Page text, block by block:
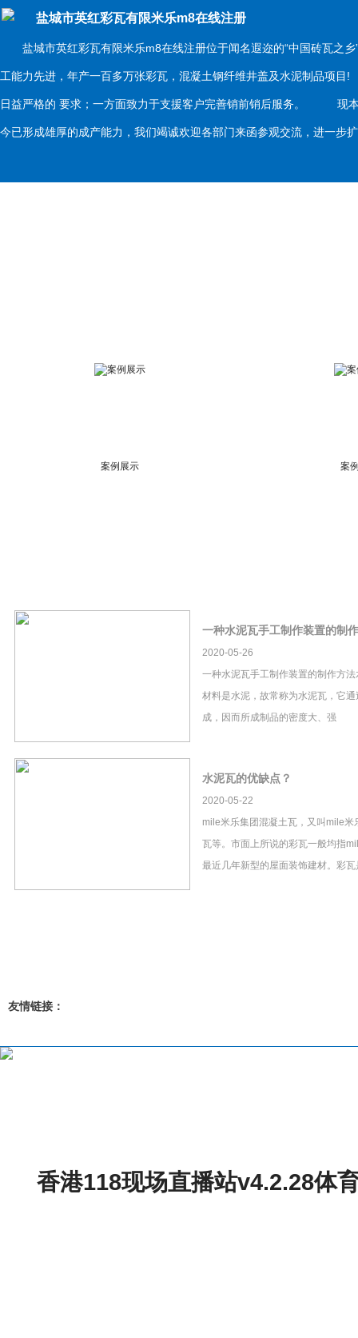
盐城市英红彩瓦有限米乐m8在线注册
盐城市英红彩瓦有限米乐m8在线注册位于闻名遐迩的“中国砖瓦之乡
工能力先进，年产一百多万张彩瓦，混凝土钢纤维井盖及水泥制品项
日益严格的 要求；一方面致力于支援客户完善销前销后服务。 现本
今已形成雄厚的成产能力，我们竭诚欢迎各部门来函参观交流，进一
案例展示 案
一种水泥瓦手工制作装置的制
2020-05-26
一种水泥瓦手工制作装置的制作方
材料是水泥，故常称为水泥瓦，它
成，因而所成制品的密度大、强
水泥瓦的优缺点？
2020-05-22
mile米乐集团混凝土瓦，又叫mile米
瓦等。市面上所说的彩瓦一般均指
最近几年新型的屋面装饰建材。彩
友情链接：
香港118现场直播站v4.2.28体